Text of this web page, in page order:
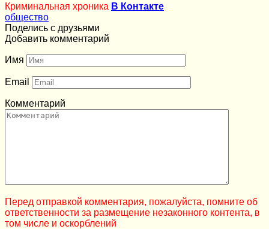
Криминальная хроника В Контакте
общество
Поделись с друзьями
Добавить комментарий
Имя
Email
Комментарий
Перед отправкой комментария, пожалуйста, помните об
ответственности за размещение незаконного контента, в
том числе и оскорблений